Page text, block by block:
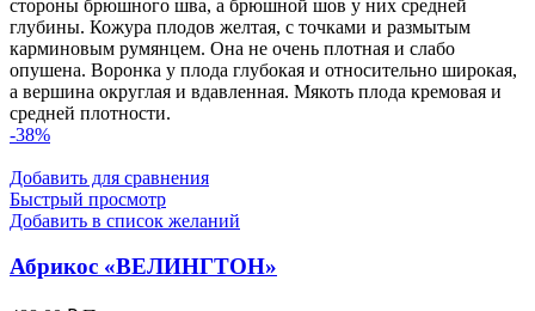
стороны брюшного шва, а брюшной шов у них средней
глубины. Кожура плодов желтая, с точками и размытым
карминовым румянцем. Она не очень плотная и слабо
опушена. Воронка у плода глубокая и относительно широкая,
а вершина округлая и вдавленная. Мякоть плода кремовая и
средней плотности.
-38%
Добавить для сравнения
Быстрый просмотр
Добавить в список желаний
Абрикос «ВЕЛИНГТОН»